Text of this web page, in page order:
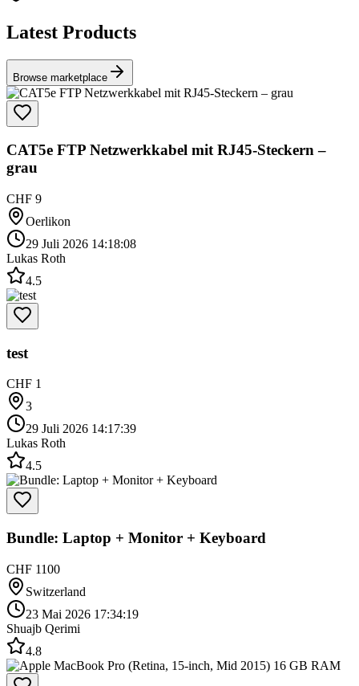
Latest Products
Browse marketplace
CAT5e FTP Netzwerkkabel mit RJ45-Steckern –
grau
CHF 9
Oerlikon
29 Juli 2026 14:18:08
Lukas Roth
4.5
test
CHF 1
3
29 Juli 2026 14:17:39
Lukas Roth
4.5
Bundle: Laptop + Monitor + Keyboard
CHF 1100
Switzerland
23 Mai 2026 17:34:19
Shuajb Qerimi
4.8